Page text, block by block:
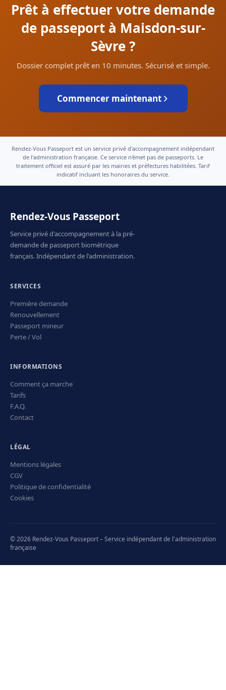
Prêt à effectuer votre demande
de passeport à Maisdon-sur-
Sèvre ?
Dossier complet prêt en 10 minutes. Sécurisé et simple.
Commencer maintenant
Rendez-Vous Passeport est un service privé d'accompagnement indépendant
de l'administration française. Ce service n'émet pas de passeports. Le
traitement officiel est assuré par les mairies et préfectures habilitées. Tarif
indicatif incluant les honoraires du service.
Rendez-Vous Passeport
Service privé d'accompagnement à la pré-
demande de passeport biométrique
français. Indépendant de l'administration.
SERVICES
Première demande
Renouvellement
Passeport mineur
Perte / Vol
INFORMATIONS
Comment ça marche
Tarifs
F.A.Q.
Contact
LÉGAL
Mentions légales
CGV
Politique de confidentialité
Cookies
© 2026 Rendez-Vous Passeport – Service indépendant de l'administration
française